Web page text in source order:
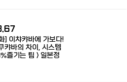
] 이챠캬바에 가보다!
캬바의 차이, 시스템
즐기는 팁 > 일본정